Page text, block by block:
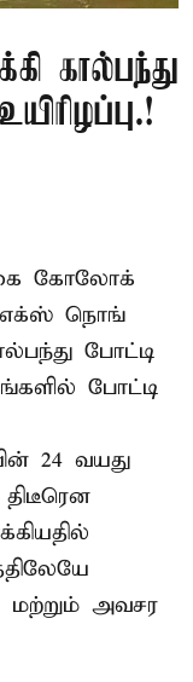
கால்பந்து
கோலோக்
எக்ஸ் நொங்
போட்டி
போட்டி
24 வயது
மற்றும் அவசர